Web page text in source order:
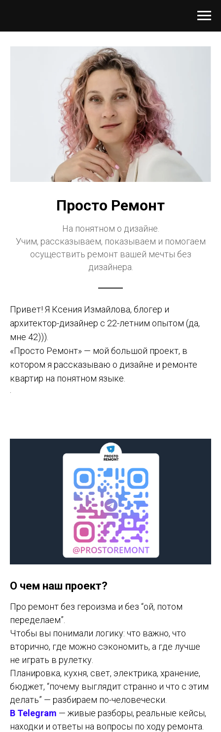
Просто Ремонт
На понятном о дизайне.
Учим, рассказываем, показываем и помогаем
осуществить ремонт вашей мечты без
дизайнера
Привет! Я Ксения Измайлова, блогер и
архитектор-дизайнер с 22-летним опытом (да,
мне 42))).
«Просто Ремонт» — мой большой проект, в
котором я рассказываю о дизайне и ремонте
квартир на понятном языке
О чем наш проект?
Про ремонт без героизма и без “ой, потом
переделаем”.
Чтобы вы понимали логику: что важно, что
вторично, где можно сэкономить, а где лучше
не играть в рулетку.
Планировка, кухня, свет, электрика, хранение,
бюджет, “почему выглядит странно и что с этим
делать” — разбираем по-человечески.
В Telegram — живые разборы, реальные кейсы,
находки и ответы на вопросы по ходу ремонта.